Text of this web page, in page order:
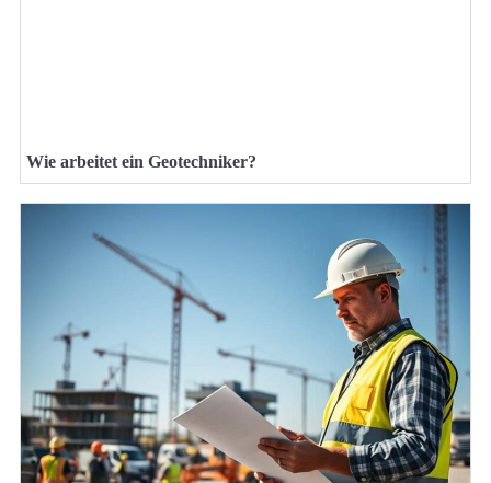
Wie arbeitet ein Geotechniker?